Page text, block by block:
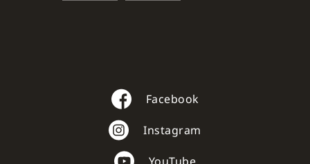
Facebook
Instagram